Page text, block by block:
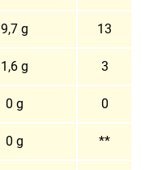
9,7 g 13
1,6 g 3
0 g 0
0 g **